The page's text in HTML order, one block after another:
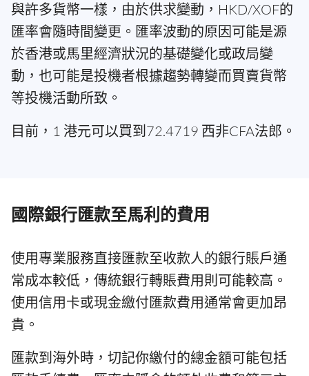
與許多貨幣一樣，由於供求變動，HKD/XOF的
匯率會隨時間變更。匯率波動的原因可能是源
於香港或馬里經濟狀況的基礎變化或政局變
動，也可能是投機者根據趨勢轉變而買賣貨幣
等投機活動所致。
目前，1 港元可以買到72.4719 西非CFA法郎。
國際銀行匯款至馬利的費用
使用專業服務直接匯款至收款人的銀行賬戶通
常成本較低，傳統銀行轉賬費用則可能較高。
使用信用卡或現金繳付匯款費用通常會更加昂
貴。
匯款到海外時，切記你繳付的總金額可能包括